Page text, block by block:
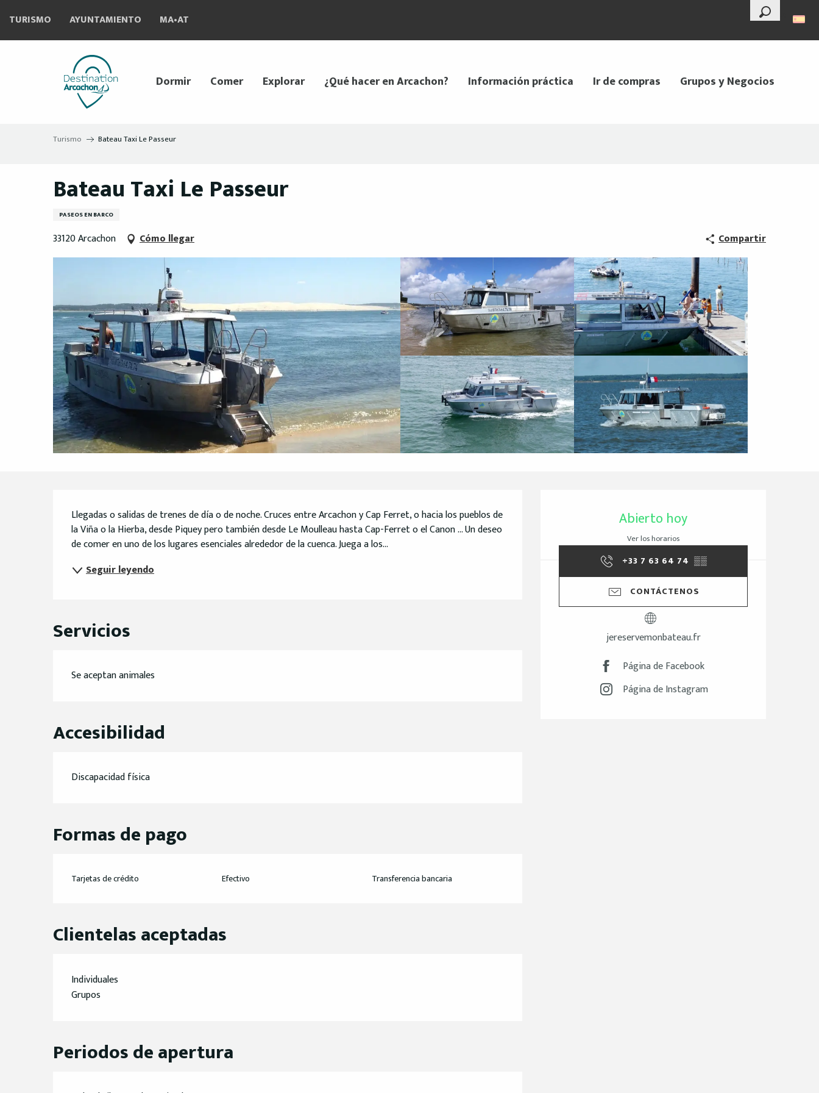
contenu
--°
Buscar
TURISMO AYUNTAMIENTO MA•AT
Dormir Comer Explorar ¿Qué hacer en Arcachon? Información práctica Ir de compras Grupos y Negocios
Turismo Bateau Taxi Le Passeur
Bateau Taxi Le Passeur
PASEOS EN BARCO
33120 Arcachon Cómo llegar Compartir
Horarios y datos de
Abierto hoy
Ver los horarios
+33 7 63 64 74 ▒▒
CONTÁCTENOS
jereservemonbateau.fr
Página de Facebook
Página de Instagram
Descripción
Llegadas o salidas de trenes de día o de noche. Cruces entre Arcachon y Cap Ferret, o hacia los pueblos de
la Viña o la Hierba, desde Piquey pero también desde Le Moulleau hasta Cap-Ferret o el Canon ... Un deseo
de comer en uno de los lugares esenciales alrededor de la cuenca. Juega a los...
Seguir leyendo
Servicios
Se aceptan animales
Accesibilidad
Discapacidad física
Formas de pago
Tarjetas de crédito Efectivo Transferencia bancaria
Clientelas aceptadas
Individuales
Grupos
Periodos de apertura